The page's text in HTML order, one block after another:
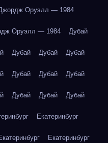
Оруэлл — 1984
Оруэлл — 1984 Дубай
Дубай Дубай Дубай
Дубай Дубай Дубай
Дубай Дубай Дубай
Екатеринбург
Екатеринбург